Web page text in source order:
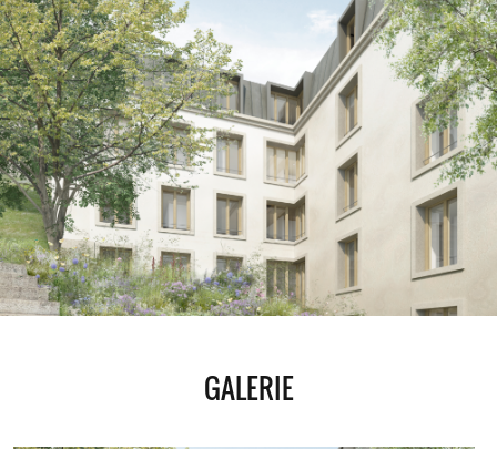
GALERIE